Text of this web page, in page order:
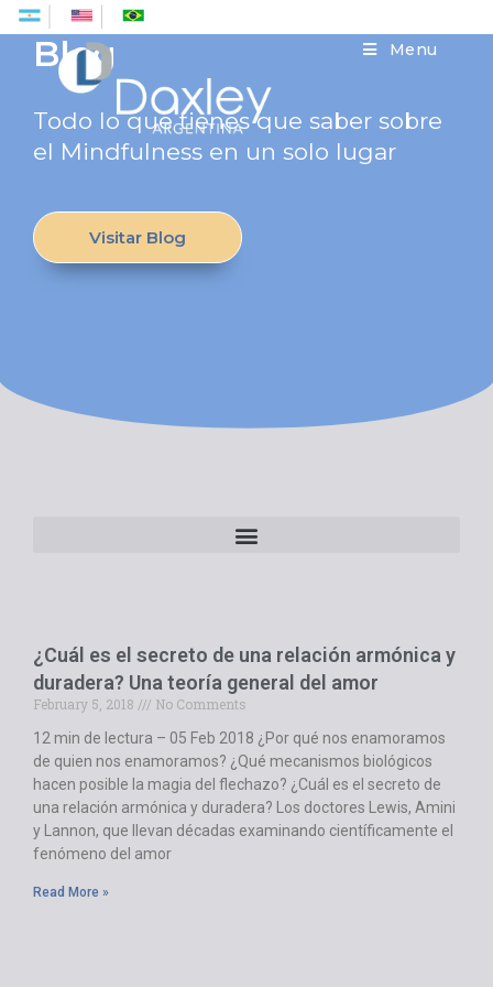
Menu
Blog
Todo lo que tienes que saber sobre
el Mindfulness en un solo lugar
Visitar Blog
¿Cuál es el secreto de una relación armónica y
duradera? Una teoría general del amor
February 5, 2018
No Comments
12 min de lectura – 05 Feb 2018 ¿Por qué nos enamoramos
de quien nos enamoramos? ¿Qué mecanismos biológicos
hacen posible la magia del flechazo? ¿Cuál es el secreto de
una relación armónica y duradera? Los doctores Lewis, Amini
y Lannon, que llevan décadas examinando científicamente el
fenómeno del amor
Read More »